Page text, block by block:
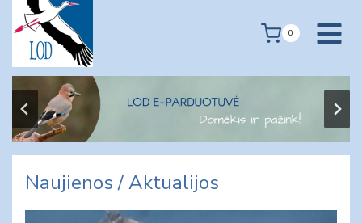
content
0
Naujienos / Aktualijos